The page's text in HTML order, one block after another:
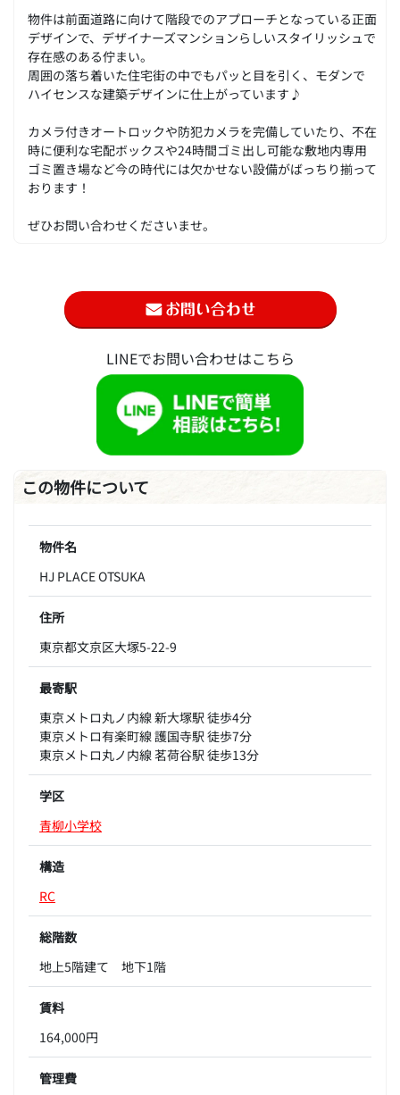
物件は前面道路に向けて階段でのアプローチとなっている正面
デザインで、デザイナーズマンションらしいスタイリッシュで
存在感のある佇まい。
周囲の落ち着いた住宅街の中でもパッと目を引く、モダンで
ハイセンスな建築デザインに仕上がっています♪
カメラ付きオートロックや防犯カメラを完備していたり、不在
時に便利な宅配ボックスや24時間ゴミ出し可能な敷地内専用
ゴミ置き場など今の時代には欠かせない設備がばっちり揃って
おります！
ぜひお問い合わせくださいませ。
LINEでお問い合わせはこちら
この物件について
物件名
HJ PLACE OTSUKA
住所
東京都文京区大塚5-22-9
最寄駅
東京メトロ丸ノ内線 新大塚駅 徒歩4分
東京メトロ有楽町線 護国寺駅 徒歩7分
東京メトロ丸ノ内線 茗荷谷駅 徒歩13分
学区
青柳小学校
構造
RC
総階数
地上5階建て 地下1階
賃料
164,000円
管理費